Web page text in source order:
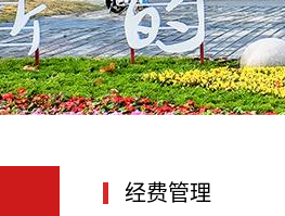
经费管理